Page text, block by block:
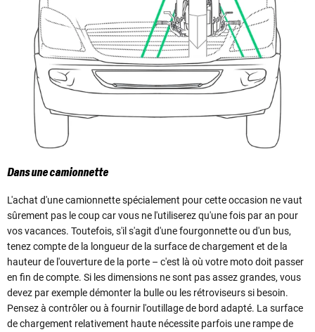
Dans une camionnette
L'achat d'une camionnette spécialement pour cette occasion ne vaut
sûrement pas le coup car vous ne l'utiliserez qu'une fois par an pour
vos vacances. Toutefois, s'il s'agit d'une fourgonnette ou d'un bus,
tenez compte de la longueur de la surface de chargement et de la
hauteur de l'ouverture de la porte – c'est là où votre moto doit passer
en fin de compte. Si les dimensions ne sont pas assez grandes, vous
devez par exemple démonter la bulle ou les rétroviseurs si besoin.
Pensez à contrôler ou à fournir l'outillage de bord adapté. La surface
de chargement relativement haute nécessite parfois une rampe de